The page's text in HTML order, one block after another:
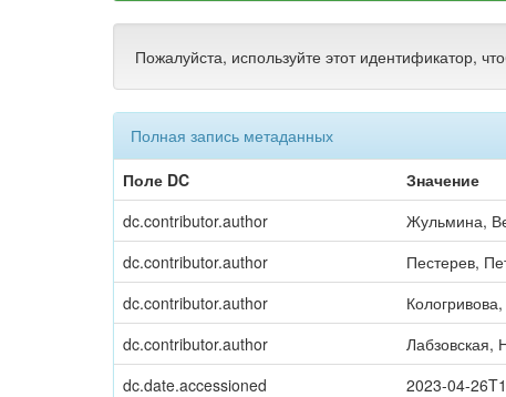
Пожалуйста, используйте этот идентификатор,
Полная запись метаданных
Поле DC
Значение
dc.contributor.author
Жульмина,
dc.contributor.author
Пестерев,
dc.contributor.author
dc.contributor.author
Лабзовская,
dc.date.accessioned
2023-04-